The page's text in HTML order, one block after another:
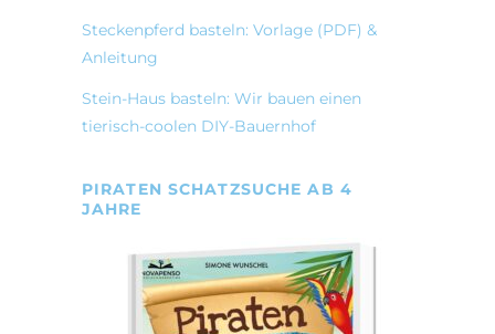
Steckenpferd basteln: Vorlage (PDF) &
Anleitung
Stein-Haus basteln: Wir bauen einen
tierisch-coolen DIY-Bauernhof
PIRATEN SCHATZSUCHE AB 4
JAHRE